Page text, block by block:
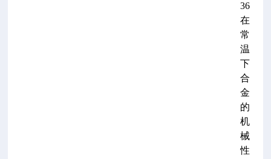
36
在
常
温
下
合
金
的
机
械
性